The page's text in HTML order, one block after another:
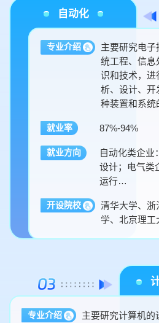
自动化
专业介绍
主要研究电子
统工程、信息
识和技术，进
析、设计、开
种装置和系统
就业率 87%-94%
就业方向
自动化类企业
设计；电气类
运行…
开设院校
清华大学、浙
学、北京理
专业介绍
主要研究计算机的